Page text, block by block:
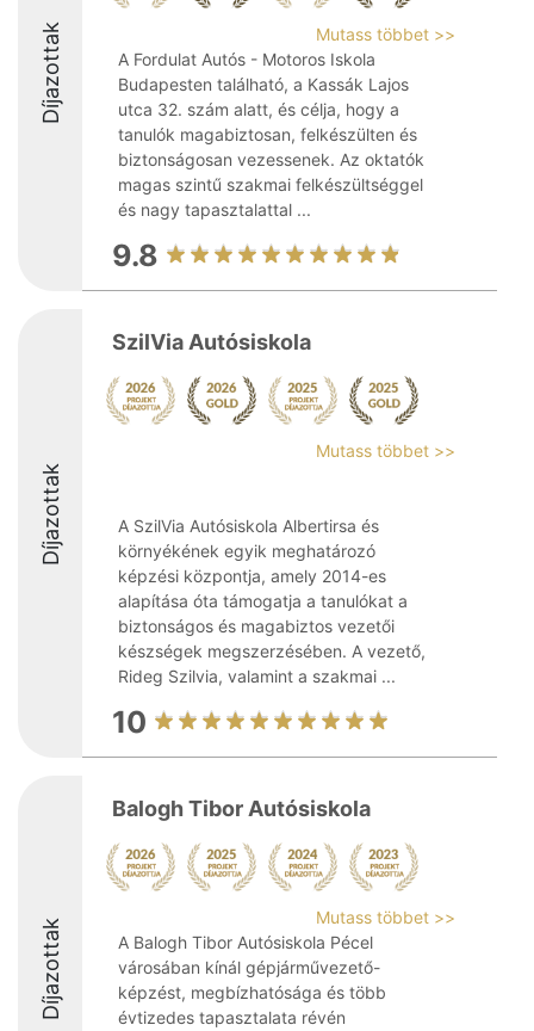
Díjazottak
Mutass többet >>
A Fordulat Autós - Motoros Iskola
Budapesten található, a Kassák Lajos
utca 32. szám alatt, és célja, hogy a
tanulók magabiztosan, felkészülten és
biztonságosan vezessenek. Az oktatók
magas szintű szakmai felkészültséggel
és nagy tapasztalattal ...
9.8
Díjazottak
SzilVia Autósiskola
Mutass többet >>
A SzilVia Autósiskola Albertirsa és
környékének egyik meghatározó
képzési központja, amely 2014-es
alapítása óta támogatja a tanulókat a
biztonságos és magabiztos vezetői
készségek megszerzésében. A vezető,
Rideg Szilvia, valamint a szakmai ...
10
Díjazottak
Balogh Tibor Autósiskola
Mutass többet >>
A Balogh Tibor Autósiskola Pécel
városában kínál gépjárművezető-
képzést, megbízhatósága és több
évtizedes tapasztalata révén